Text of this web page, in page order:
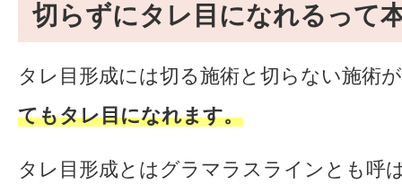
切らずにタレ目になれるって
タレ目形成には切る施術と切らない施術
てもタレ目になれます。
タレ目形成とはグラマラスラインとも呼